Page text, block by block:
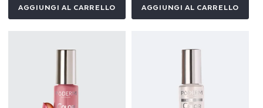
AGGIUNGI AL CARRELLO AGGIUNGI AL CARRELLO